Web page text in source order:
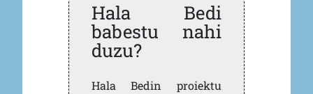
Hala Bedi
babestu nahi
duzu?
Hala Bedin proiektu